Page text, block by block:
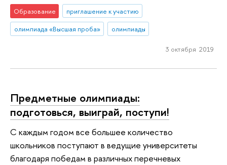
Образование
приглашение к участию
олимпиада «Высшая проба»
олимпиады
3 октября 2019
Предметные олимпиады:
подготовься, выиграй, поступи!
С каждым годом все большее количество
школьников поступают в ведущие университеты
благодаря победам в различных перечневых